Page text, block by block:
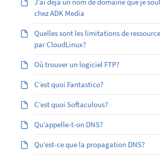
chez ADK Media
Quelles sont les limitations de
par CloudLinux?
Où trouver un logiciel FTP?
C’est quoi Fantastico?
C’est quoi Softaculous?
Qu’appelle-t-on DNS?
Qu’est-ce que la propagation DNS?